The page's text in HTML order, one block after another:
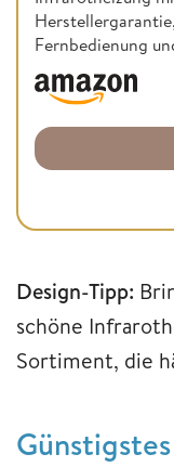
Fernbedienung
Design-Tipp:
schöne
Sortiment, die